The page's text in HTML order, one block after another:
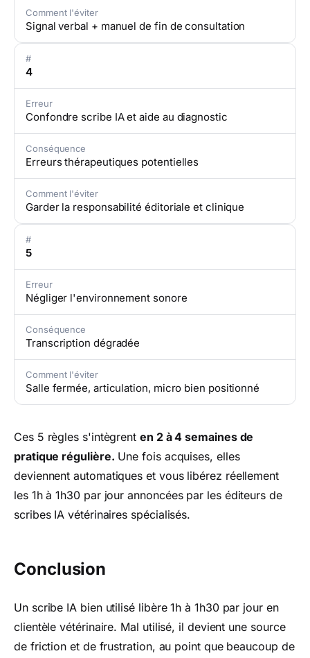
Comment l'éviter
Signal verbal + manuel de fin de consultation
#
4
Erreur
Confondre scribe IA et aide au diagnostic
Conséquence
Erreurs thérapeutiques potentielles
Comment l'éviter
Garder la responsabilité éditoriale et clinique
#
5
Erreur
Négliger l'environnement sonore
Conséquence
Transcription dégradée
Comment l'éviter
Salle fermée, articulation, micro bien positionné
Ces 5 règles s'intègrent en 2 à 4 semaines de
pratique régulière. Une fois acquises, elles
deviennent automatiques et vous libérez réellement
les 1h à 1h30 par jour annoncées par les éditeurs de
scribes IA vétérinaires spécialisés.
Conclusion
Un scribe IA bien utilisé libère 1h à 1h30 par jour en
clientèle vétérinaire. Mal utilisé, il devient une source
de friction et de frustration, au point que beaucoup de